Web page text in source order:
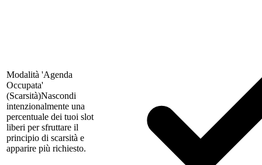
Modalità 'Agenda
Occupata'
(Scarsità)Nascondi
intenzionalmente una
percentuale dei tuoi slot
liberi per sfruttare il
principio di scarsità e
apparire più richiesto.